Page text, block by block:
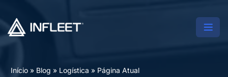
Início » Blog » Logística » Página Atual